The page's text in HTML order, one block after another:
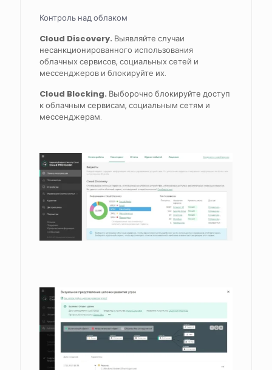
Контроль над облаком
Cloud Discovery. Выявляйте случаи
несанкционированного использования
облачных сервисов, социальных сетей и
мессенджеров и блокируйте их.
Cloud Blocking. Выборочно блокируйте доступ
к облачным сервисам, социальным сетям и
мессенджерам.